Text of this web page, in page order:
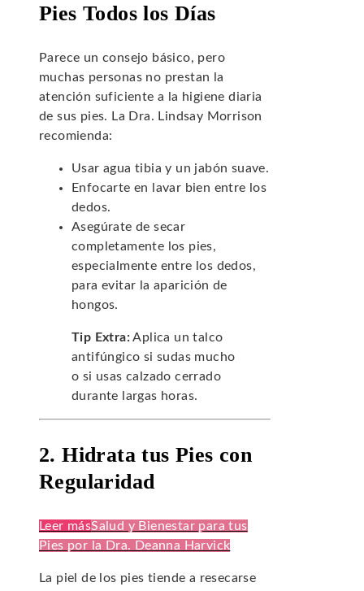
Pies Todos los Días
Parece un consejo básico, pero
muchas personas no prestan la
atención suficiente a la higiene diaria
de sus pies. La Dra. Lindsay Morrison
recomienda:
Usar agua tibia y un jabón suave.
Enfocarte en lavar bien entre los
dedos.
Asegúrate de secar
completamente los pies,
especialmente entre los dedos,
para evitar la aparición de
hongos.
Tip Extra:Aplica un talco
antifúngico si sudas mucho
o si usas calzado cerrado
durante largas horas.
2. Hidrata tus Pies con
Regularidad
Leer másSalud y Bienestar para tus
Pies por la Dra. Deanna Harvick
La piel de los pies tiende a resecarse